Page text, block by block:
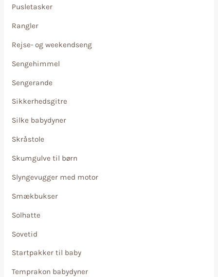
Pusletasker
Rangler
Rejse- og weekendseng
Sengehimmel
Sengerande
Sikkerhedsgitre
Silke babydyner
Skråstole
Skumgulve til børn
Slyngevugger med motor
Smækbukser
Solhatte
Sovetid
Startpakker til baby
Temprakon babydyner